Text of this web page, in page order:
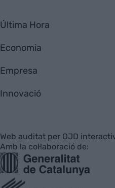
Última Hora
Economia
Empresa
Innovació
Web auditat per OJD
Amb la col·laboració de: